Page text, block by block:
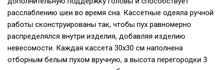
расслаблению шеи во время сна. Кассетные одеяла ручной
работы сконструированы так, чтобы пух равномерно
распределялся внутри изделия, добавляя изделию
невесомости. Каждая кассета 30х30 см наполнена
отборным белым пухом вручную, а высота перегородки 3